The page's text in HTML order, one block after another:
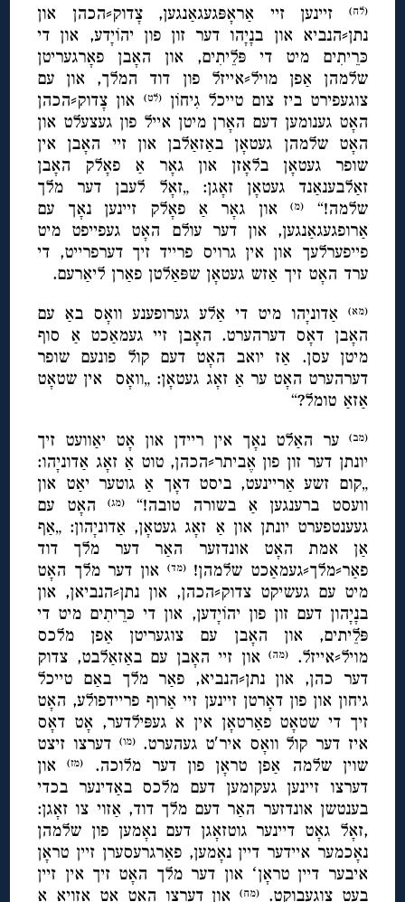
(לח)
זיינען זיי אַראָפּגעגאַנגען, צָדוק⸗הכהן און
נתן⸗הנביא און בנָיָהו דער זון פון יהוֹיָדע, און די
כּרֵיתִים מיט די פּלֵיתִים, און האָבן פאָרגעריטן
שלמהן אַפן מויל⸗אייזל פון דוד המלך, און עם
צוגעפירט ביז צום טייכל גִיחוֹן(לט)
און צָדוק⸗הכהן
האָט גענומען דעם האָרן מיטן אייל פון געצעלט און
האָט שלמהן געטאָן באַזאַלבן און זיי האָבן אין
שופר געטאָן בלאָזן און גאָר אַ פאָלק האָבן
זאַלבענאַנד געטאָן זאָגן: „זאָל לעבן דער מלך
שלמה!“
(מ)און גאָר אַ פאָלק זיינען נאָך עם
אַרופגעגאַנגען, און דער עולם האָט געפייפט מיט
פייפערלעך און אין גרויס פרייד זיך דערפרייט, די
ערד האָט זיך אַזש געטאָן שפּאַלטן פאַרן ליאַרעם.
(מא)
אַדוניָהו מיט די אַלע גערופענע וואָס באַ עם
האָבן דאָס דערהערט. האָבן זיי געמאַכט אַ סוף
מיטן עסן. אַז יואב האָט דעם קול פונעם שופר
דערהערט האָט ער אַ זאָג געטאָן: „וואָס אין שטאָט
אַזאַ טומל?“
(מב)
ער האַלט נאָך אין ריידן און אָט יאַוועט זיך
יונתן דער זון פון אֶביתר⸗הכהן, טוט אַ זאָג אַדוניָהו:
„קום זשע אַריינעט, ביסט דאָך אַ גוטער יאַט און
וועסט ברענגען אַ בשורה טובה!“(מג)
האָט עם
געענטפערט יונתן און אַ זאָג געטאָן, אַדוניָהון: „אַף
אַן אמת האָט אונדזער האַר דער מלך דוד
פאַר⸗מלך⸗געמאַכט שלמהן!(מד) און דער מלך האָט
מיט עם געשיקט צדוק⸗הכהן, און נתן⸗הנביאן, און
בנָיָהון דעם זון פון יהוֹיָדען, און די כּרֵיתִים מיט די
פּלֵיתים, און האָבן עם צוגעריטן אַפן מלכס
מויל⸗אייזל.
(מה)און זיי האָבן עם באַזאַלבט, צדוק
דער כהן, און נתן⸗הנביא, פאַר מלך באַם טייכל
גיחון און פון דאָרטן זיינען זיי אַרוף פריידפולע, האָט
זיך די שטאָט פאַרטאָן אין א געפּילדער, אָט דאָס
איז דער קול וואָס איר′ט געהערט.(מו) דערצו זיצט
שוין שלמה אַפן טראָן פון דער מלוכה.
(מז)און
דערצו זיינען געקומען דעם מלכס באַדינער בכדי
בענטשן אונדזער האַר דעם מלך דוד, אַזוי צו זאָגן:
,זאָל גאָט דיינער גוטזאָגן דעם נאָמען פון שלמהן
נאָכמער איידער דיין נאָמען, פאַרגרעסערן זיין טראָן
איבער דיין טראָןʻ און דער מלך האָט זיך אין זיין
בעט צוגעבוקט.
(מח)און דערצו האָט אָט אַזויאָ אַ